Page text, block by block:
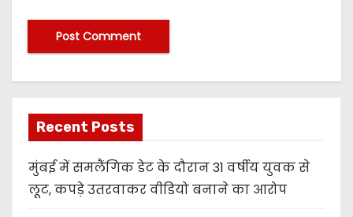
Recent Posts
मुंबई में समलैंगिक डेट के दौरान 31 वर्षीय युवक से
लूट, कपड़े उतरवाकर वीडियो बनाने का आरोप